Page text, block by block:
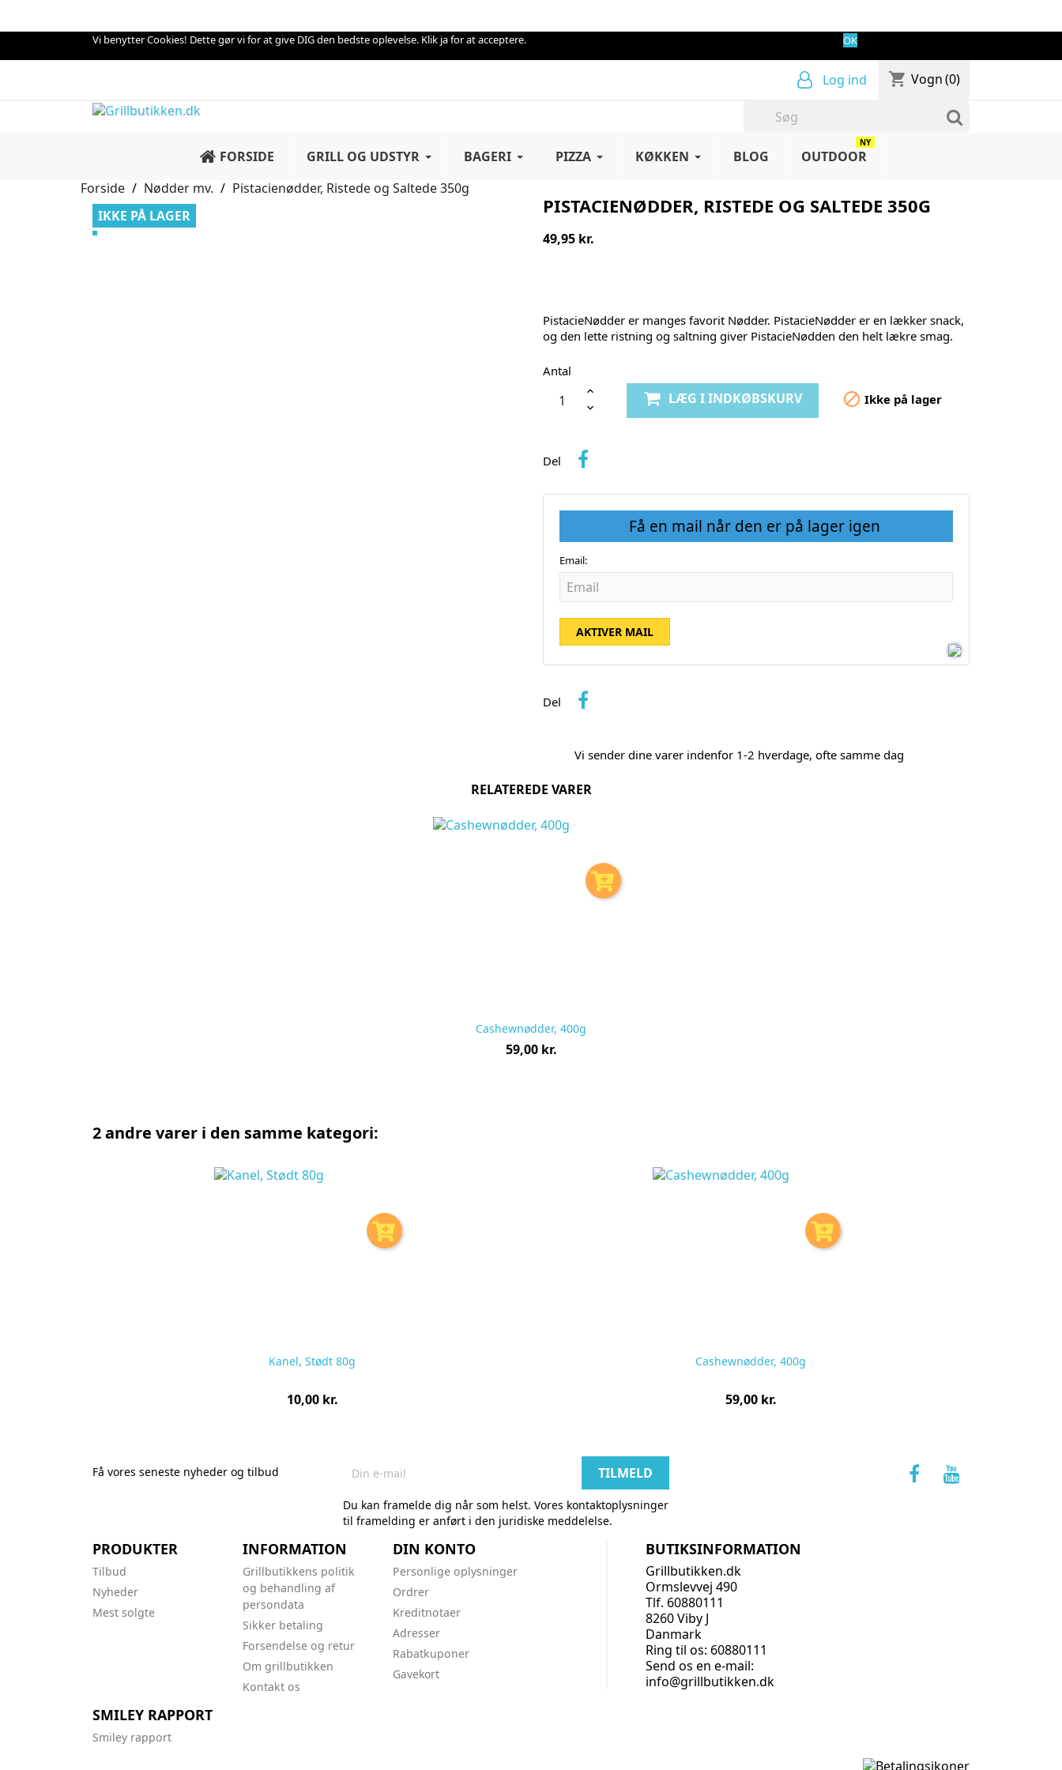
Vi benytter Cookies! Dette gør vi for at give DIG den bedste oplevelse. Klik ja for at acceptere. OK
Log ind shopping_cart Vogn(0)
FORSIDE GRILL OG UDSTYR BAGERI PIZZA KØKKEN BLOG OUTDOOR
NY
Forside Nødder mv.
Pistacienødder, Ristede og Saltede 350g
IKKE PÅ LAGER
PISTACIENØDDER, RISTEDE OG SALTEDE 350G
49,95 kr.
PistacieNødder er manges favorit Nødder. PistacieNødder er en lækker snack,
og den lette ristning og saltning giver PistacieNødden den helt lækre smag.
Antal
LÆG I INDKØBSKURV  Ikke på lager
Del
Få en mail når den er på lager igen
Email:
AKTIVER MAIL
Del
Vi sender dine varer indenfor 1-2 hverdage, ofte samme dag
RELATEREDE VARER
Cashewnødder, 400g
Pris
59,00 kr.
2 andre varer i den samme kategori:
Kanel, Stødt 80g
Pris
10,00 kr.
Cashewnødder, 400g
Pris
59,00 kr.
Få vores seneste nyheder og tilbud
Du kan framelde dig når som helst. Vores kontaktoplysninger
til framelding er anført i den juridiske meddelelse.
PRODUKTER
Tilbud
Nyheder
Mest solgte
INFORMATION
Grillbutikkens politik
og behandling af
persondata
Sikker betaling
Forsendelse og retur
Om grillbutikken
Kontakt os
SMILEY RAPPORT
Smiley rapport
DIN KONTO
Personlige oplysninger
Ordrer
Kreditnotaer
Adresser
Rabatkuponer
Gavekort
BUTIKSINFORMATION
Grillbutikken.dk
Ormslevvej 490
Tlf. 60880111
8260 Viby J
Danmark
Ring til os: 60880111
Send os en e-mail:
info@grillbutikken.dk